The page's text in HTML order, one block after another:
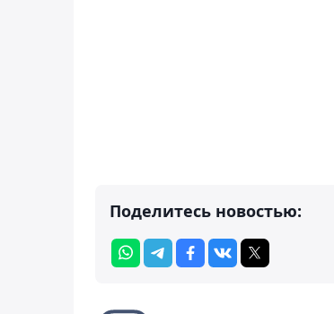
Поделитесь новостью: